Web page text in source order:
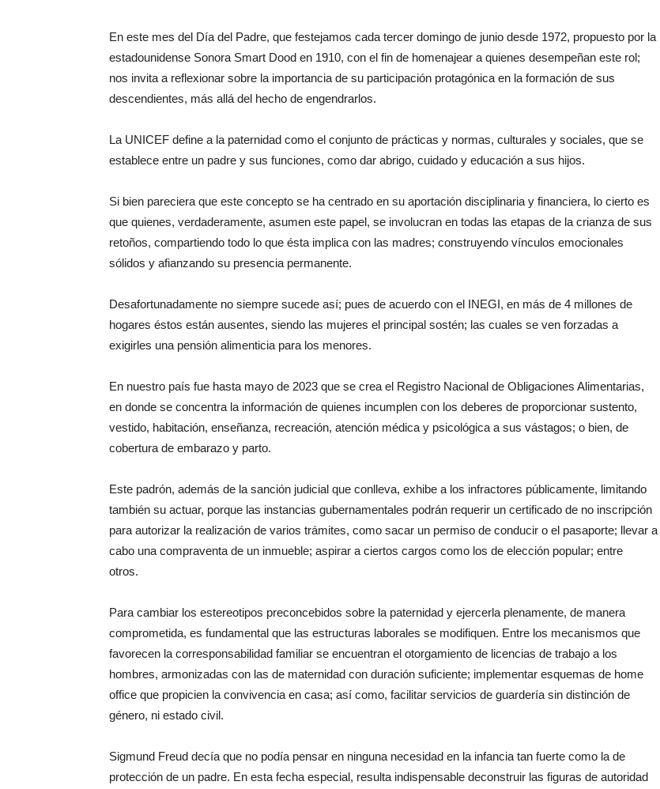
En este mes del Día del Padre, que festejamos cada tercer domingo de junio desde 1972, propuesto por la
estadounidense Sonora Smart Dood en 1910, con el fin de homenajear a quienes desempeñan este rol;
nos invita a reflexionar sobre la importancia de su participación protagónica en la formación de sus
descendientes, más allá del hecho de engendrarlos.
La UNICEF define a la paternidad como el conjunto de prácticas y normas, culturales y sociales, que se
establece entre un padre y sus funciones, como dar abrigo, cuidado y educación a sus hijos.
Si bien pareciera que este concepto se ha centrado en su aportación disciplinaria y financiera, lo cierto es
que quienes, verdaderamente, asumen este papel, se involucran en todas las etapas de la crianza de sus
retoños, compartiendo todo lo que ésta implica con las madres; construyendo vínculos emocionales
sólidos y afianzando su presencia permanente.
Desafortunadamente no siempre sucede así; pues de acuerdo con el INEGI, en más de 4 millones de
hogares éstos están ausentes, siendo las mujeres el principal sostén; las cuales se ven forzadas a
exigirles una pensión alimenticia para los menores.
En nuestro país fue hasta mayo de 2023 que se crea el Registro Nacional de Obligaciones Alimentarias,
en donde se concentra la información de quienes incumplen con los deberes de proporcionar sustento,
vestido, habitación, enseñanza, recreación, atención médica y psicológica a sus vástagos; o bien, de
cobertura de embarazo y parto.
Este padrón, además de la sanción judicial que conlleva, exhibe a los infractores públicamente, limitando
también su actuar, porque las instancias gubernamentales podrán requerir un certificado de no inscripción
para autorizar la realización de varios trámites, como sacar un permiso de conducir o el pasaporte; llevar a
cabo una compraventa de un inmueble; aspirar a ciertos cargos como los de elección popular; entre
otros.
Para cambiar los estereotipos preconcebidos sobre la paternidad y ejercerla plenamente, de manera
comprometida, es fundamental que las estructuras laborales se modifiquen. Entre los mecanismos que
favorecen la corresponsabilidad familiar se encuentran el otorgamiento de licencias de trabajo a los
hombres, armonizadas con las de maternidad con duración suficiente; implementar esquemas de home
office que propicien la convivencia en casa; así como, facilitar servicios de guardería sin distinción de
género, ni estado civil.
Sigmund Freud decía que no podía pensar en ninguna necesidad en la infancia tan fuerte como la de
protección de un padre. En esta fecha especial, resulta indispensable deconstruir las figuras de autoridad